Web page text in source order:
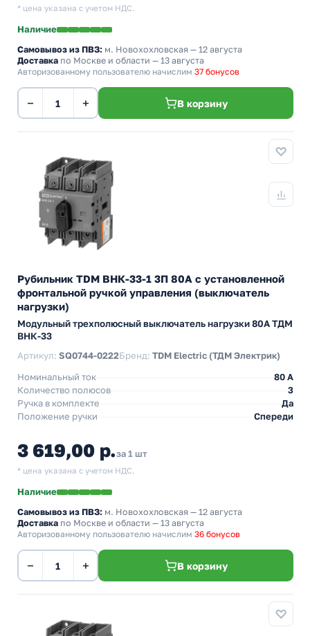
* цена указана с учетом НДС.
Наличие
Самовывоз из ПВЗ: м. Новохохловская — 12 августа
Доставка по Москве и области — 13 августа
Авторизованному пользователю начислим 37 бонусов
− + В корзину
Рубильник TDM ВНК-33-1 3П 80А с установленной
фронтальной ручкой управления (выключатель
нагрузки)
Модульный трехполюсный выключатель нагрузки 80А ТДМ
ВНК-33
Артикул: SQ0744-0222Бренд: TDM Electric (ТДМ Электрик)
Номинальный ток
80 A
Количество полюсов
3
Ручка в комплекте
Да
Положение ручки
Спереди
3 619,00 р.за 1 шт
* цена указана с учетом НДС.
Наличие
Самовывоз из ПВЗ: м. Новохохловская — 12 августа
Доставка по Москве и области — 13 августа
Авторизованному пользователю начислим 36 бонусов
− + В корзину